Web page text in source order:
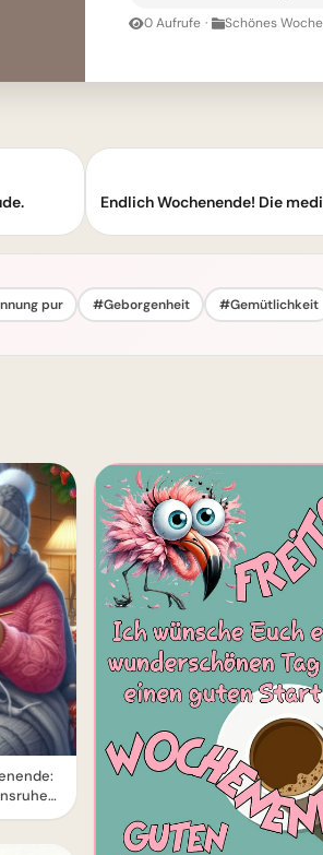
0 Aufrufe · Schönes
Endlich Wochenende! Die
pur #Geborgenheit #Gemütlichkeit